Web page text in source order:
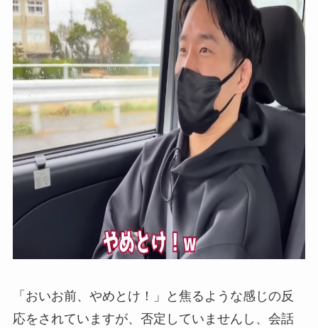
「おいお前、やめとけ！」と焦るような感じの反
応をされていますが、否定していませんし、会話